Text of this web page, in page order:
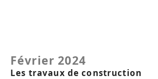
Février 2024
Les travaux de construction